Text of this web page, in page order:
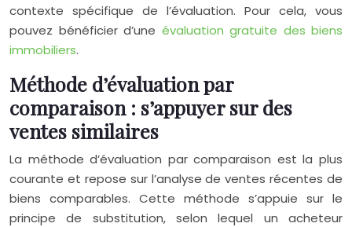
contexte spécifique de l’évaluation. Pour cela, vous
pouvez bénéficier d’une évaluation gratuite des biens
immobiliers.
Méthode d’évaluation par
comparaison : s’appuyer sur des
ventes similaires
La méthode d’évaluation par comparaison est la plus
courante et repose sur l’analyse de ventes récentes de
biens comparables. Cette méthode s’appuie sur le
principe de substitution, selon lequel un acheteur